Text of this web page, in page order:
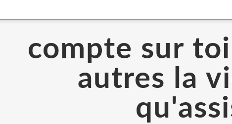
compte sur
autres la